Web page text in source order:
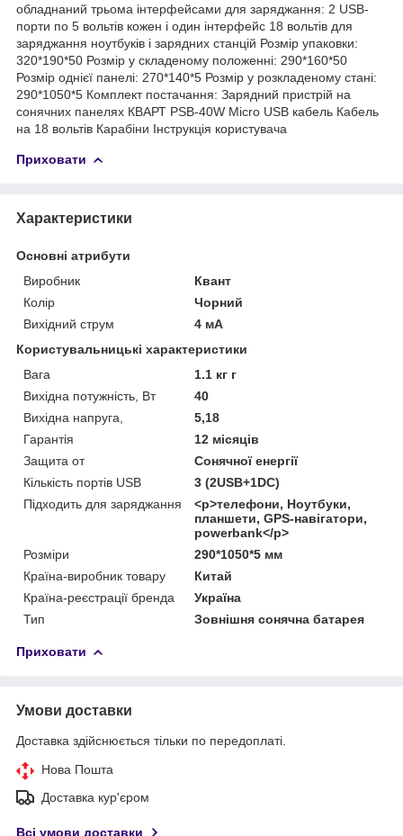
обладнаний трьома інтерфейсами для заряджання: 2 USB-
порти по 5 вольтів кожен і один інтерфейс 18 вольтів для
заряджання ноутбуків і зарядних станцій Розмір упаковки:
320*190*50 Розмір у складеному положенні: 290*160*50
Розмір однієї панелі: 270*140*5 Розмір у розкладеному стані:
290*1050*5 Комплект постачання: Зарядний пристрій на
сонячних панелях КВАРТ PSB-40W Micro USB кабель Кабель
на 18 вольтів Карабіни Інструкція користувача
Приховати
Характеристики
Основні атрибути
Виробник
Квант
Колір
Чорний
Вихідний струм
4 мА
Користувальницькі характеристики
Вага
1.1 кг г
Вихідна потужність, Вт
40
Вихідна напруга,
5,18
Гарантія
12 місяців
Защита от
Сонячної енергії
Кількість портів USB
3 (2USB+1DC)
Підходить для заряджання
<p>телефони, Ноутбуки,
планшети, GPS-навігатори,
powerbank</p>
Розміри
290*1050*5 мм
Країна-виробник товару
Китай
Країна-реєстрації бренда
Україна
Тип
Зовнішня сонячна батарея
Приховати
Умови доставки
Доставка здійснюється тільки по передоплаті.
Нова Пошта
Доставка кур'єром
Всі умови доставки